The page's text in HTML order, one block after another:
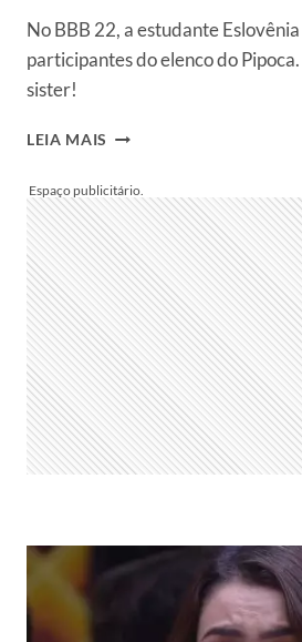
No BBB 22, a estudante
participantes do elenco do
sister!
LEIA MAIS QUEM
MARQUES
DO
BBB
22,
TIME
PIPOCA?